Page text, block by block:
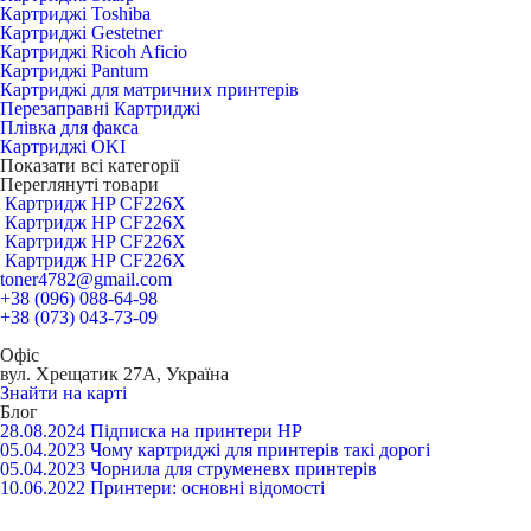
Картриджі Toshiba
Картриджі Gestetner
Картриджі Ricoh Aficio
Картриджі Pantum
Картриджі для матричних принтерів
Перезаправні Картриджі
Плівка для факса
Картриджі OKI
Показати всі категорії
Переглянуті товари
Картридж HP CF226X
Картридж HP CF226X
Картридж HP CF226X
Картридж HP CF226X
toner4782@gmail.com
+38 (096) 088-64-98
+38 (073) 043-73-09
Офіс
вул. Хрещатик 27А, Україна
Знайти на карті
Блог
28.08.2024 Підписка на принтери HP
05.04.2023 Чому картриджі для принтерів такі дорогі
05.04.2023 Чорнила для струменевх принтерів
10.06.2022 Принтери: основні відомості